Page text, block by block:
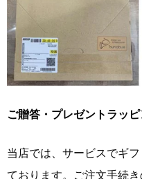
ご贈答・プレゼントラッ
当店では、サービスでギ
ております。ご注文手続